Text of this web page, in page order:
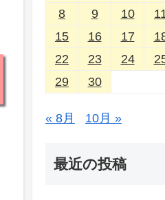
8
9 10
15
16 17
22
23 24
29
30
« 8月 10月 »
最近の投稿